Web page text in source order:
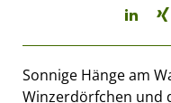
Sonnige Hänge am
Winzerdörfchen und